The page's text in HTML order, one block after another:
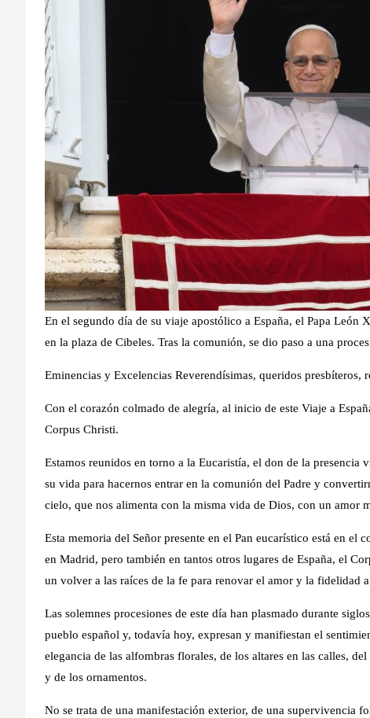
En el segundo día de su viaje apostólico a España, el Papa
en la plaza de Cibeles. Tras la comunión, se dio paso a una
Eminencias y Excelencias Reverendísimas, queridos presbíteros,
Con el corazón colmado de alegría, al inicio de este Viaje a
Corpus Christi.
Estamos reunidos en torno a la Eucaristía, el don de la
su vida para hacernos entrar en la comunión del Padre y
cielo, que nos alimenta con la misma vida de Dios, con un amor
Esta memoria del Señor presente en el Pan eucarístico está en
en Madrid, pero también en tantos otros lugares de España, el
un volver a las raíces de la fe para renovar el amor y la fidelidad
Las solemnes procesiones de este día han plasmado durante
pueblo español y, todavía hoy, expresan y manifiestan el
elegancia de las alfombras florales, de los altares en las calles,
y de los ornamentos.
No se trata de una manifestación exterior, de una supervivencia